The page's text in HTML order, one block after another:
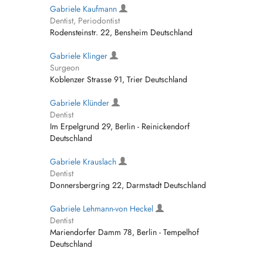
Gabriele Kaufmann
Dentist, Periodontist
Rodensteinstr. 22, Bensheim Deutschland
Gabriele Klinger
Surgeon
Koblenzer Strasse 91, Trier Deutschland
Gabriele Klünder
Dentist
Im Erpelgrund 29, Berlin - Reinickendorf
Deutschland
Gabriele Krauslach
Dentist
Donnersbergring 22, Darmstadt Deutschland
Gabriele Lehmann-von Heckel
Dentist
Mariendorfer Damm 78, Berlin - Tempelhof
Deutschland